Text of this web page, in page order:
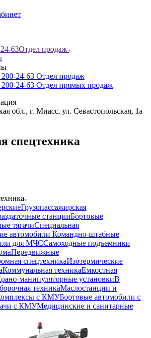
63Отдел продаж
24-63 Отдел продаж
24-63 Отдел прямых продаж
обл., г. Миасс, ул. Севастопольская, 1а
спецтехника
Грузопассажирская
станцииБортовые
тягачиСпециальная
автомобили Командно-штабные
для МЧССамоходные подъемники
Передвижные
спецтехникаИзотермические
Коммунальная техникаЕмкостная
манипуляторные установкиВ
техникаМаслостанции и
с КМУБортовые автомобили с
с КМУМедицинские и санитарные